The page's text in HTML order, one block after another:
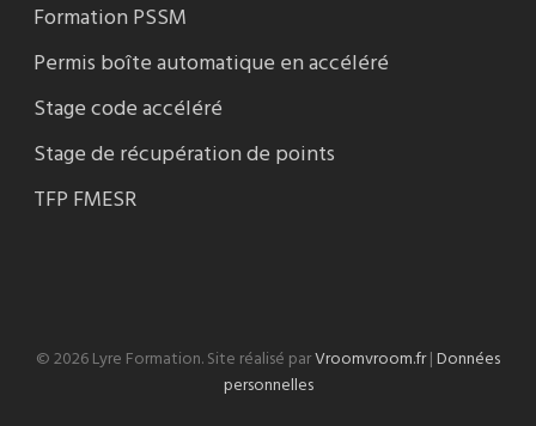
Formation PSSM
Permis boîte automatique en accéléré
Stage code accéléré
Stage de récupération de points
TFP FMESR
© 2026 Lyre Formation. Site réalisé parVroomvroom.fr|Données
personnelles